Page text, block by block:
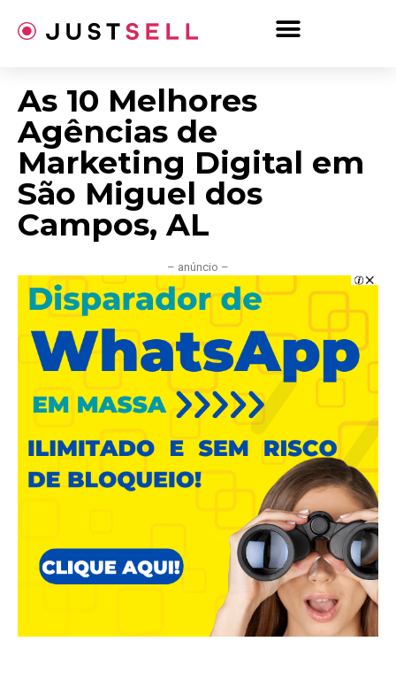
para
As 10 Melhores
Agências de
Marketing Digital em
São Miguel dos
Campos, AL
– anúncio –